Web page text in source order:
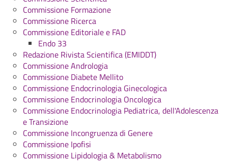
Commissione Formazione
Commissione Ricerca
Commissione Editoriale e FAD
Endo 33
Redazione Rivista Scientifica (EMIDDT)
Commissione Andrologia
Commissione Diabete Mellito
Commissione Endocrinologia Ginecologica
Commissione Endocrinologia Oncologica
Commissione Endocrinologia Pediatrica, dell'Adolescenza
e Transizione
Commissione Incongruenza di Genere
Commissione Ipofisi
Commissione Lipidologia & Metabolismo